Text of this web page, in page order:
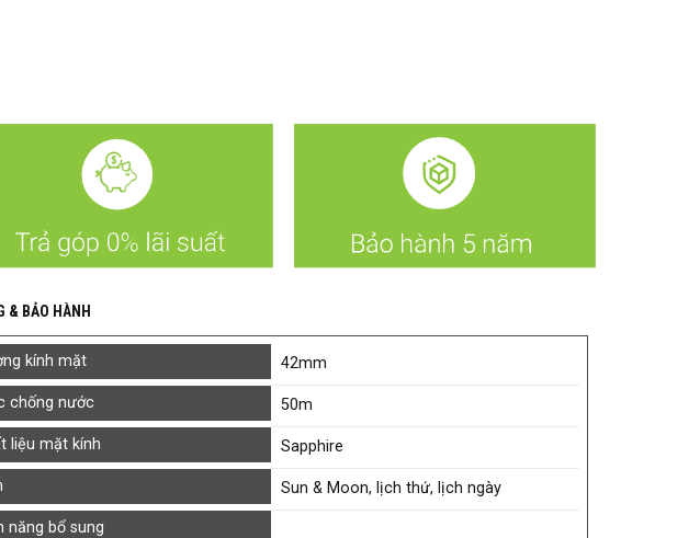
& BẢO HÀNH
kính mặt 42mm
chống nước 50m
liệu mặt kính Sapphire
Sun & Moon, lịch thứ, lịch ngày
năng bổ sung